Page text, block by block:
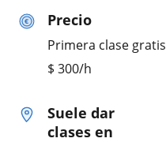
Precio
Primera clase gratis
$ 300/h
Suele dar
clases en